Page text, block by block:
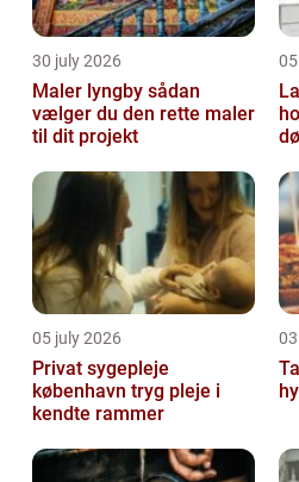
30 july 2026
Maler lyngby sådan
vælger du den rette maler
til dit projekt
05 july 2026
Privat sygepleje
københavn tryg pleje i
kendte rammer